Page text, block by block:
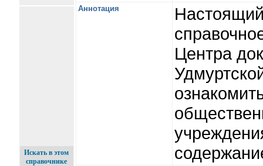
Аннотация
Центра
Искать в этом
справочнике